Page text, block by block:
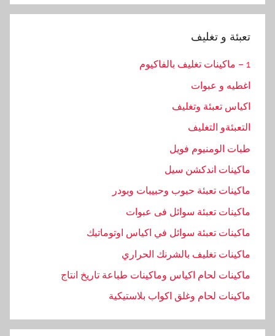
تعبئة و تغليف
1 – ماكينات تغليف بالفاكيوم
اغطيه و عبوات
اكياس تعبئة وتغليف
التعبئةو التغليف
طبات الومنيوم فويل
ماكينات اندكشن سيل
ماكينات تعبئة حبوب وحبيبات وبودر
ماكينات تعبئة سوائل فى عبوات
ماكينات تعبئة سوائل في اكياس اوتوماتيك
ماكينات تغليف بالشرنك الحراري
ماكينات لحام اكياس وماكينات طباعة تاريخ انتاج
ماكينات لحام وغلق اكواب بلاستيكية